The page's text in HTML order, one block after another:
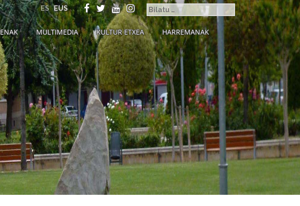
ES EUS
MULTIMEDIA KULTUR ETXEA HARREMANAK